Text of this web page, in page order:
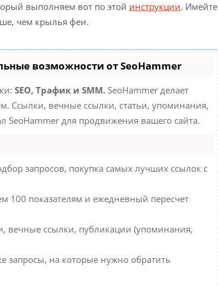
выполняем вот по этой инструкции. Имейте
чем крылья феи.
возможности от SeoHammer
SEO, Трафик и SMM. SeoHammer делает
Ссылки, вечные ссылки, статьи, упоминания,
SeoHammer для продвижения вашего сайта.
запросов, покупка самых лучших ссылок с
100 показателям и ежедневный пересчет
вечные ссылки, публикации (упоминания,
запросы, на которые нужно обратить